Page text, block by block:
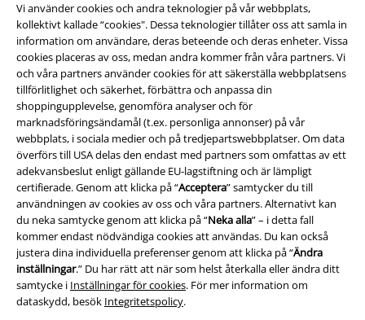
Vi använder cookies och andra teknologier på vår webbplats,
kollektivt kallade “cookies". Dessa teknologier tillåter oss att samla in
information om användare, deras beteende och deras enheter. Vissa
cookies placeras av oss, medan andra kommer från våra partners. Vi
och våra partners använder cookies för att säkerställa webbplatsens
tillförlitlighet och säkerhet, förbättra och anpassa din
shoppingupplevelse, genomföra analyser och för
marknadsföringsändamål (t.ex. personliga annonser) på vår
webbplats, i sociala medier och på tredjepartswebbplatser. Om data
överförs till USA delas den endast med partners som omfattas av ett
adekvansbeslut enligt gällande EU-lagstiftning och är lämpligt
certifierade. Genom att klicka på “Acceptera” samtycker du till
användningen av cookies av oss och våra partners. Alternativt kan
du neka samtycke genom att klicka på “Neka alla” – i detta fall
kommer endast nödvändiga cookies att användas. Du kan också
justera dina individuella preferenser genom att klicka på “Ändra
inställningar.” Du har rätt att när som helst återkalla eller ändra ditt
samtycke i Inställningar för cookies. För mer information om
dataskydd, besök Integritetspolicy.
Juridisk information/Villkor
Villkor
Om oss
Ladda ner villkoren
Avfallshantering och miljöskydd
Försäkran om överensstämmelse
Information om tillgänglighet